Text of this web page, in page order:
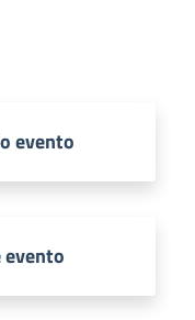
evento
evento